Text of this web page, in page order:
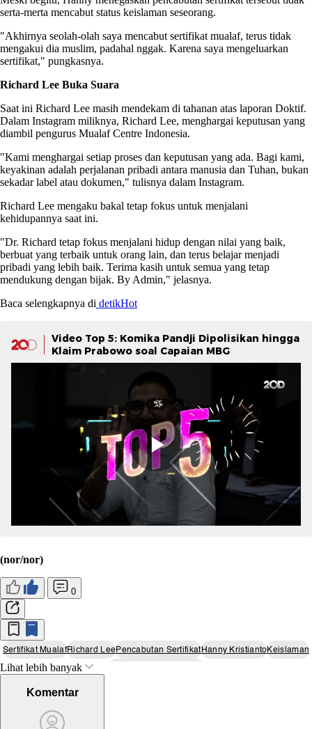
serta-merta mencabut status keislaman seseorang.
"Akhirnya seolah-olah saya mencabut sertifikat mualaf, terus tidak
mengakui dia muslim, padahal nggak. Karena saya mengeluarkan
sertifikat," pungkasnya.
Richard Lee Buka Suara
Saat ini Richard Lee masih mendekam di tahanan atas laporan Doktif.
Dalam Instagram miliknya, Richard Lee, menghargai keputusan yang
diambil pengurus Mualaf Centre Indonesia.
"Kami menghargai setiap proses dan keputusan yang ada. Bagi kami,
keyakinan adalah perjalanan pribadi antara manusia dan Tuhan, bukan
sekadar label atau dokumen," tulisnya dalam Instagram.
Richard Lee mengaku bakal tetap fokus untuk menjalani
kehidupannya saat ini.
"Dr. Richard tetap fokus menjalani hidup dengan nilai yang baik,
berbuat yang terbaik untuk orang lain, dan terus belajar menjadi
pribadi yang lebih baik. Terima kasih untuk semua yang tetap
mendukung dengan bijak. By Admin," jelasnya.
Baca selengkapnya di detikHot
Video Top 5: Komika Pandji Dipolisikan hingga
Klaim Prabowo soal Capaian MBG
(nor/nor)
0
Sertifikat MualafRichard LeePencabutan SertifikatHanny KristiantoKeislaman
Lihat lebih banyak
Komentar